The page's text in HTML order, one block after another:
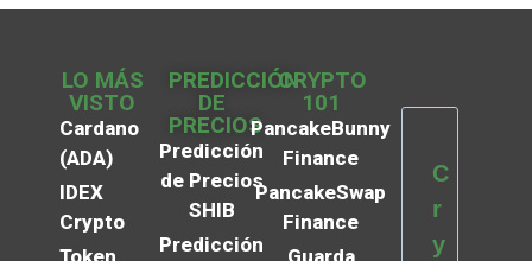
LO MÁS
VISTO
Cardano
(ADA)
IDEX
Crypto
PREDICCIÓN
DE
PRECIOS
Predicción
de Precios
SHIB
Predicción
CRYPTO
101
PancakeBunny
Finance
PancakeSwap
Finance
C
r
y